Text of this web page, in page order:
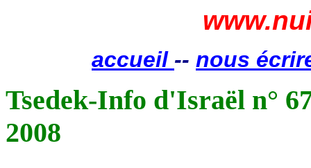
accueil -- nous
Tsedek-Info d'Israël n°
2008